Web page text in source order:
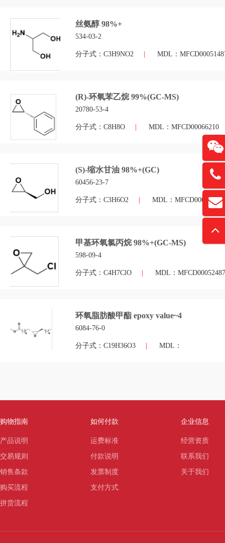
丝氨醇 98%+
534-03-2
分子式：C3H9NO2 MDL：
(R)-环氧苯乙烷 99%(GC-MS)
20780-53-4
分子式：C8H8O MDL：MFCD00066210
(S)-缩水甘油 98%+(GC)
60456-23-7
分子式：C3H6O2 MDL：MFCD00074874
甲基环氧氯丙烷 98%+(GC-MS)
598-09-4
分子式：C4H7ClO MDL：MFCD00052487
环氧脂肪酸甲酯 epoxy value~4
6084-76-0
分子式：C19H36O3 MDL：
购物指南
产品说明
交易规则
销售条款
购买流程
拼货流程
如何付款
运费标准
付款说明
发票制度
支付方式
企业信息
经营资质
联系我们
关于我们
扫